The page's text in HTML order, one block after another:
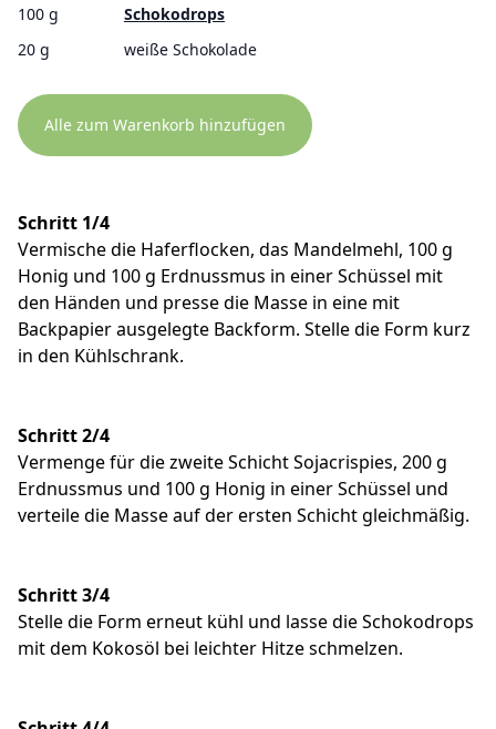
100 g
Schokodrops
20 g
weiße Schokolade
Alle zum Warenkorb hinzufügen
Schritt 1/4
Vermische die Haferflocken, das Mandelmehl, 100 g
Honig und 100 g Erdnussmus in einer Schüssel mit
den Händen und presse die Masse in eine mit
Backpapier ausgelegte Backform. Stelle die Form kurz
in den Kühlschrank.
Schritt 2/4
Vermenge für die zweite Schicht Sojacrispies, 200 g
Erdnussmus und 100 g Honig in einer Schüssel und
verteile die Masse auf der ersten Schicht gleichmäßig.
Schritt 3/4
Stelle die Form erneut kühl und lasse die Schokodrops
mit dem Kokosöl bei leichter Hitze schmelzen.